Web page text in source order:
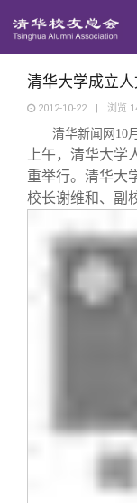
清华大学成立
2012-10-22 | 浏览
清华新闻网 10月
上午，清华大
重举行。清华大
校长谢维和、副